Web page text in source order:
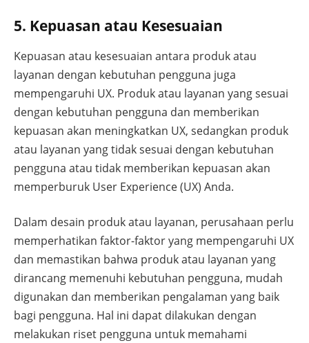
5. Kepuasan atau Kesesuaian
Kepuasan atau kesesuaian antara produk atau
layanan dengan kebutuhan pengguna juga
mempengaruhi UX. Produk atau layanan yang sesuai
dengan kebutuhan pengguna dan memberikan
kepuasan akan meningkatkan UX, sedangkan produk
atau layanan yang tidak sesuai dengan kebutuhan
pengguna atau tidak memberikan kepuasan akan
memperburuk User Experience (UX) Anda.
Dalam desain produk atau layanan, perusahaan perlu
memperhatikan faktor-faktor yang mempengaruhi UX
dan memastikan bahwa produk atau layanan yang
dirancang memenuhi kebutuhan pengguna, mudah
digunakan dan memberikan pengalaman yang baik
bagi pengguna. Hal ini dapat dilakukan dengan
melakukan riset pengguna untuk memahami